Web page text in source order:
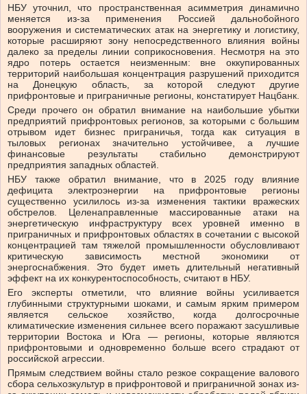
НБУ уточнил, что пространственная асимметрия динамично
меняется из-за применения Россией дальнобойного
вооружения и систематических атак на энергетику и логистику,
которые расширяют зону непосредственного влияния войны
далеко за пределы линии соприкосновения. Несмотря на это
ядро потерь остается неизменным: вне оккупированных
территорий наибольшая концентрация разрушений приходится
на Донецкую область, за которой следуют другие
прифронтовые и приграничные регионы, констатирует Нацбанк.
Среди прочего он обратил внимание на наибольшие убытки
предприятий прифронтовых регионов, за которыми с большим
отрывом идет бизнес приграничья, тогда как ситуация в
тыловых регионах значительно устойчивее, а лучшие
финансовые результаты стабильно демонстрируют
предприятия западных областей.
НБУ также обратил внимание, что в 2025 году влияние
дефицита электроэнергии на прифронтовые регионы
существенно усилилось из-за изменения тактики вражеских
обстрелов. Целенаправленные массированные атаки на
энергетическую инфраструктуру всех уровней именно в
приграничных и прифронтовых областях в сочетании с высокой
концентрацией там тяжелой промышленности обусловливают
критическую зависимость местной экономики от
энергоснабжения. Это будет иметь длительный негативный
эффект на их конкурентоспособность, считают в НБУ.
Его эксперты отметили, что влияние войны усиливается
глубинными структурными шоками, и самым ярким примером
является сельское хозяйство, когда долгосрочные
климатические изменения сильнее всего поражают засушливые
территории Востока и Юга — регионы, которые являются
прифронтовыми и одновременно больше всего страдают от
российской агрессии.
Прямым следствием войны стало резкое сокращение валового
сбора сельхозкультур в прифронтовой и приграничной зонах из-